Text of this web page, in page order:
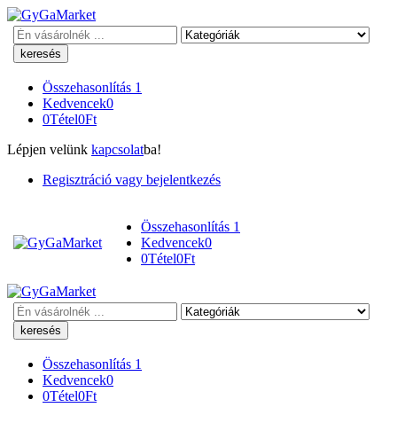
Keresés
Összehasonlítás 1
Kedvencek0
0Tétel0Ft
Lépjen velünk kapcsolatba!
Regisztráció vagy bejelentkezés
Összehasonlítás 1
Kedvencek0
0Tétel0Ft
Keresés
Összehasonlítás 1
Kedvencek0
0Tétel0Ft